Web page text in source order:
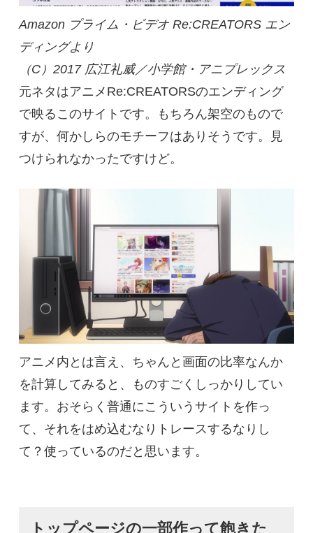
Amazon プライム・ビデオ Re:CREATORS エン
ディングより
（C）2017 広江礼威／小学館・アニプレックス
元ネタはアニメRe:CREATORSのエンディング
で映るこのサイトです。もちろん架空のもので
すが、何かしらのモチーフはありそうです。見
つけられなかったですけど。
アニメ内とは言え、ちゃんと画面の比率なんか
を計算してみると、ものすごくしっかりしてい
ます。おそらく普通にこういうサイトを作っ
て、それをはめ込むなりトレースするなりし
て？使っているのだと思います。
トップページの一部作って飽きた